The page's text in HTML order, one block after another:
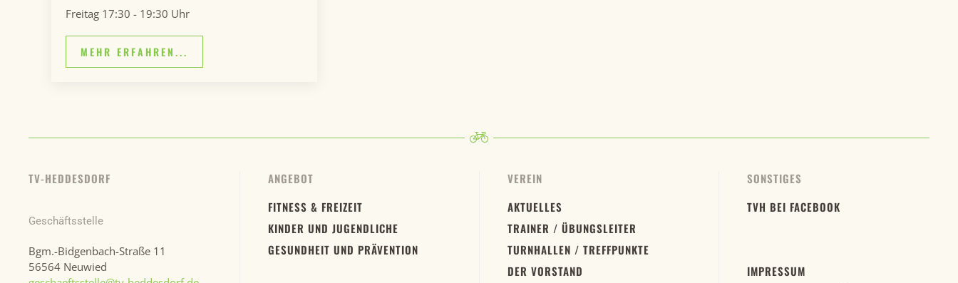
Freitag 17:30 - 19:30 Uhr
MEHR ERFAHREN...
TV-HEDDESDORF
Geschäftsstelle
Bgm.-Bidgenbach-Straße 11
56564 Neuwied
ANGEBOT
FITNESS & FREIZEIT
KINDER UND JUGENDLICHE
GESUNDHEIT UND PRÄVENTION
VEREIN
AKTUELLES
TRAINER / ÜBUNGSLEITER
TURNHALLEN / TREFFPUNKTE
DER VORSTAND
SONSTIGES
TVH BEI FACEBOOK
IMPRESSUM